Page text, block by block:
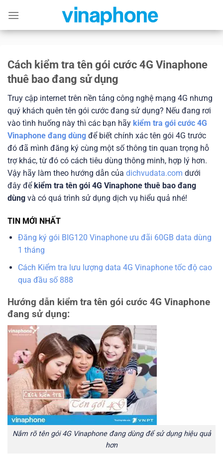
content
Cách kiểm tra tên gói cước 4G Vinaphone
thuê bao đang sử dụng
Truy cập internet trên nền tảng công nghệ mạng 4G nhưng
quý khách quên tên gói cước đang sử dụng? Nếu đang rơi
vào tình huống này thì các bạn hãy kiểm tra gói cước 4G
Vinaphone đang dùng để biết chính xác tên gói 4G trước
đó đã mình đăng ký cùng một số thông tin quan trọng hỗ
trợ khác, từ đó có cách tiêu dùng thông minh, hợp lý hơn.
Vậy hãy làm theo hướng dẫn của dichvudata.com dưới
đây để kiểm tra tên gói 4G Vinaphone thuê bao đang
dùng và có quá trình sử dụng dịch vụ hiểu quả nhé!
TIN MỚI NHẤT
Đăng ký gói BIG120 Vinaphone ưu đãi 60GB data dùng
1 tháng
Cách Kiểm tra lưu lượng data 4G Vinaphone tốc độ cao
qua đầu số 888
Hướng dẫn kiểm tra tên gói cước 4G Vinaphone
đang sử dụng:
Nắm rõ tên gói 4G Vinaphone đang dùng để sử dụng hiệu quả
hơn